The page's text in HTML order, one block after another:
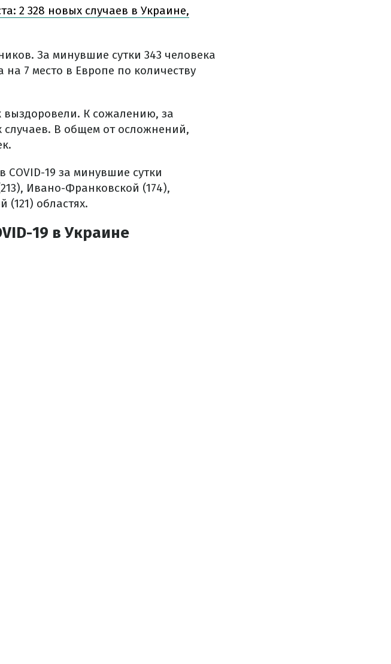
2 328 новых случаев в Украине,
За минувшие сутки 343 человека
7 место в Европе по количеству
выздоровели. К сожалению, за
В общем от осложнений,
19 за минувшие сутки
Ивано-Франковской (174),
(121) областях.
19 в Украине